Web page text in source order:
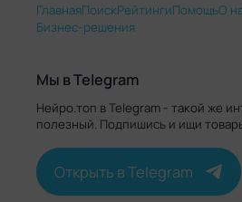
ГлавнаяПоискРейтингиПомощьО
Бизнес-решения
Мы в Telegram
Нейро.топ в Telegram - такой же
полезный. Подпишись и ищи
Открыть в Telegram